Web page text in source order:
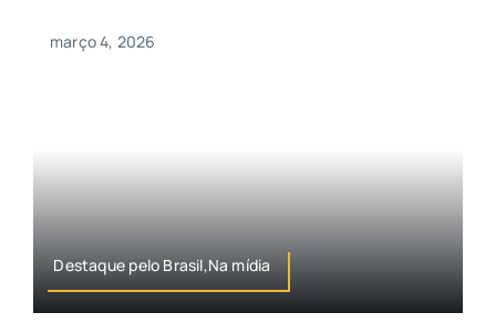
março 4, 2026
Destaque pelo Brasil,Na mídia